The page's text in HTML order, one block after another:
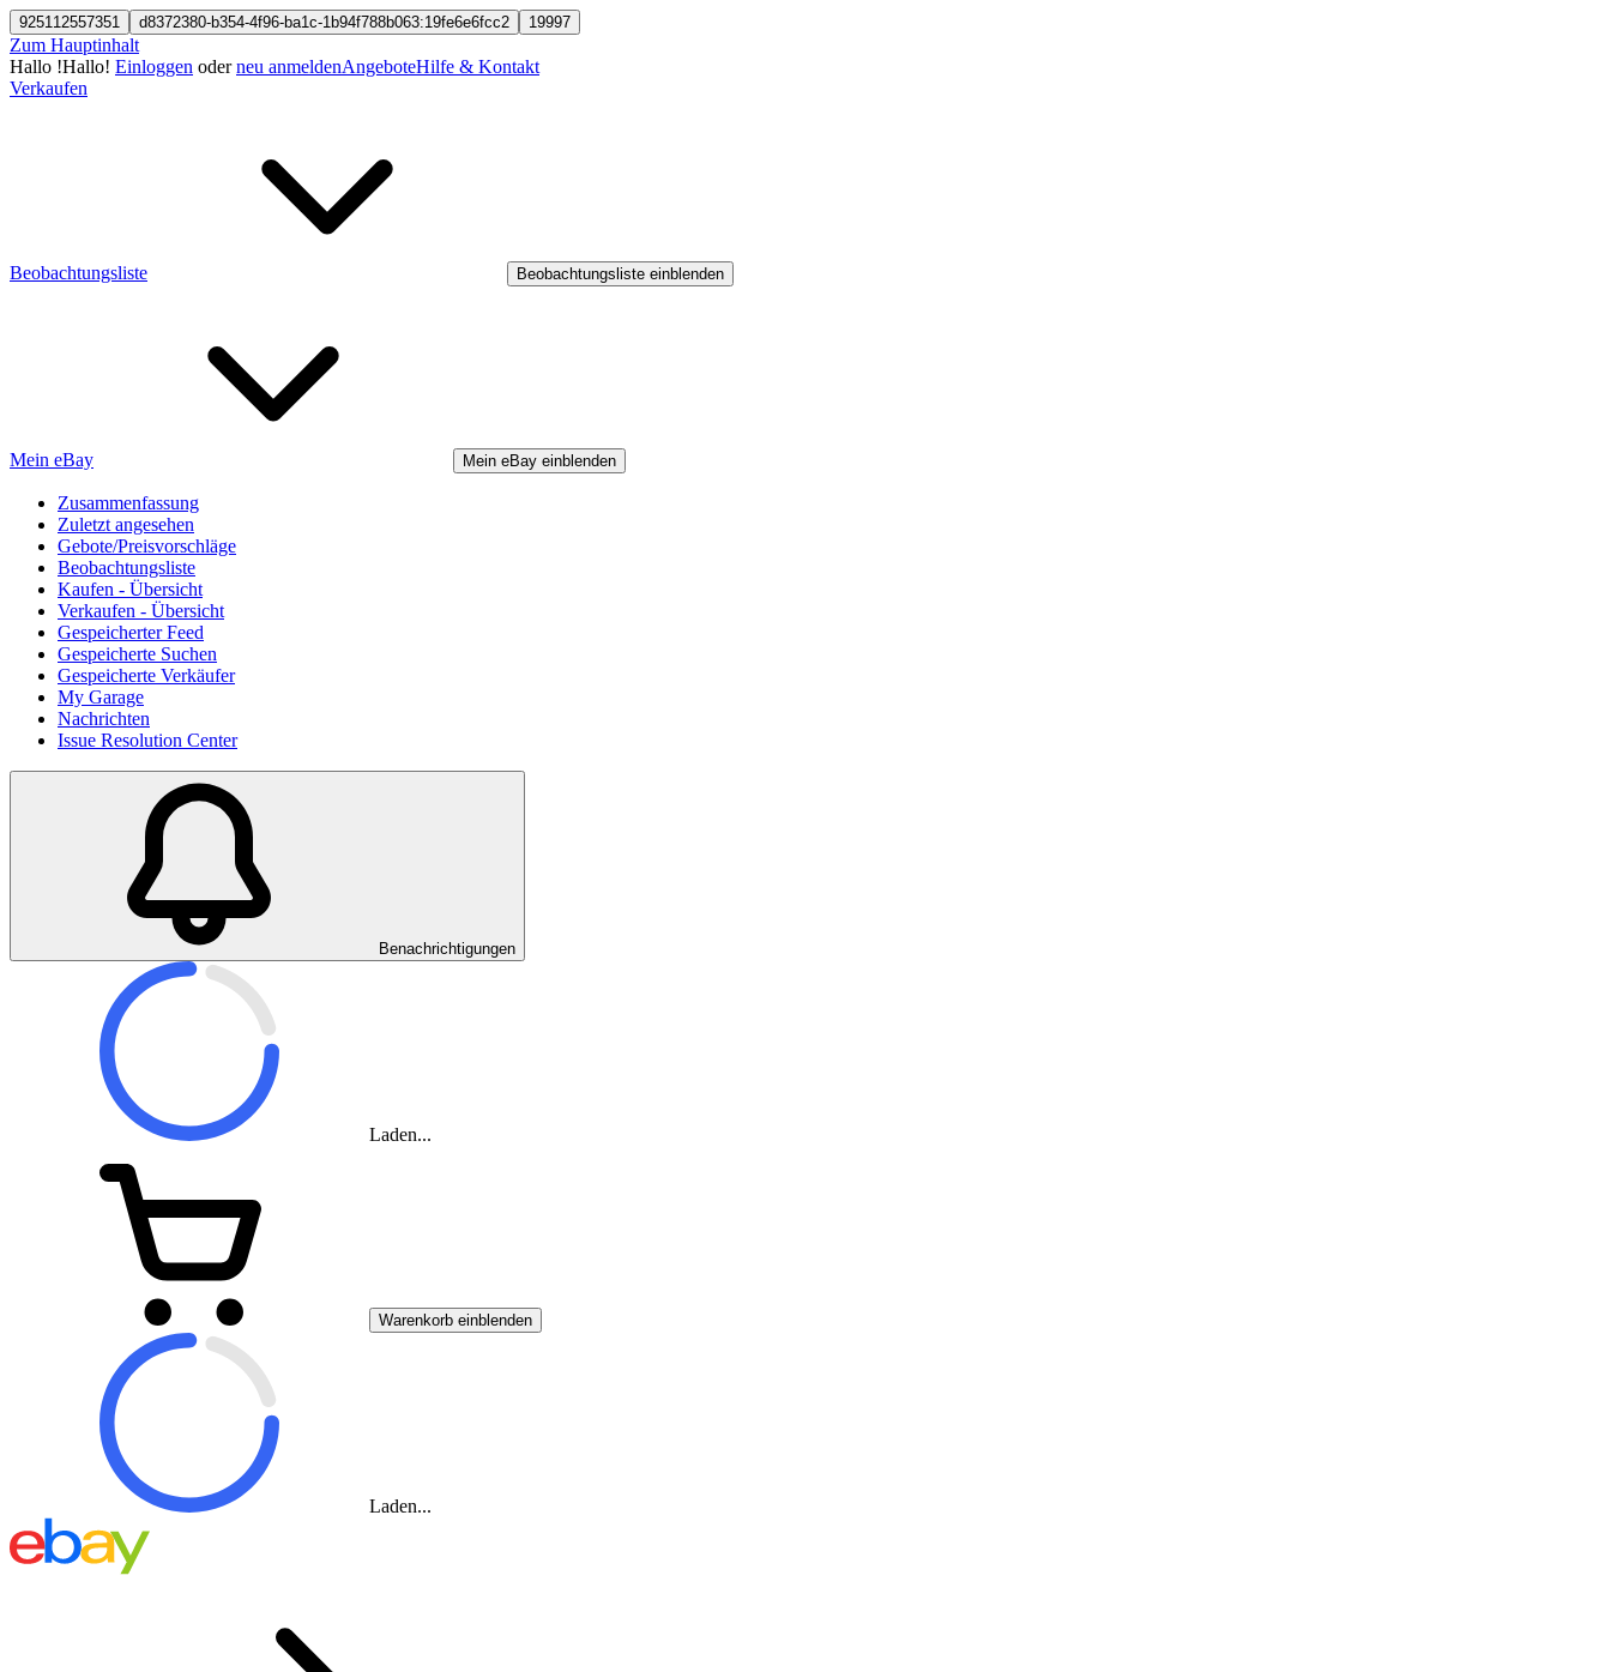
925112557351 d8372380-b354-4f96-ba1c-1b94f788b063:19fe6e6fcc2 19997
Zum Hauptinhalt
Hallo !Hallo! Einloggen oderneu anmeldenAngeboteHilfe & Kontakt
Verkaufen
Beobachtungsliste Beobachtungsliste einblenden
Mein eBay Mein eBay einblenden
Zusammenfassung
Zuletzt angesehen
Gebote/Preisvorschläge
Beobachtungsliste
Kaufen - Übersicht
Verkaufen - Übersicht
Gespeicherter Feed
Gespeicherte Suchen
Gespeicherte Verkäufer
My Garage
Nachrichten
Issue Resolution Center
Benachrichtigungen
Laden...
Warenkorb einblenden
Laden...